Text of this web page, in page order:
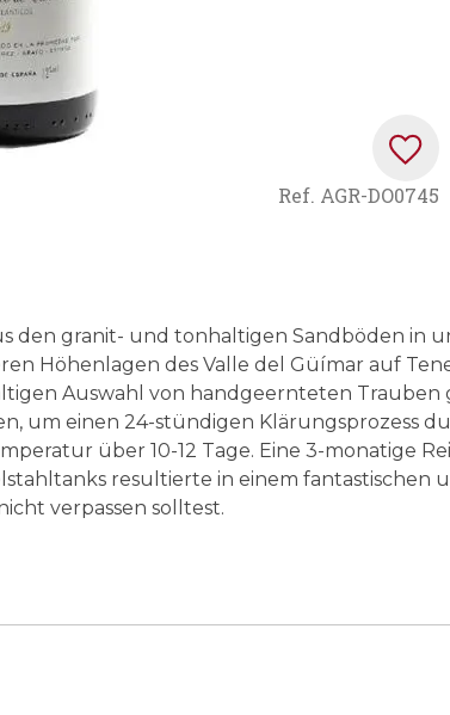
Ref. AGR-DO0745
den granit- und tonhaltigen Sandböden in
Höhenlagen des Valle del Güímar auf
Auswahl von handgeernteten Trauben
um einen 24-stündigen Klärungsprozess
über 10-12 Tage. Eine 3-monatige
resultierte in einem fantastischen
verpassen solltest.